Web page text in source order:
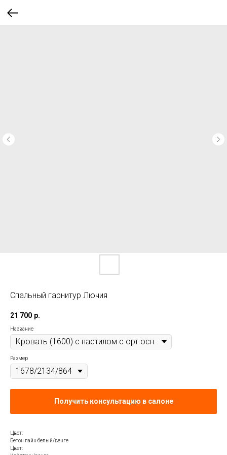
Спальный гарнитур Лючия
21 700 р.
Название
Размер
Получить консультацию в салоне
Цвет:
Бетон пайн белый/венге
Цвет: